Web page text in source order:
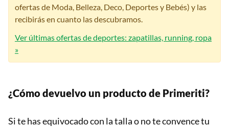
ofertas de Moda, Belleza, Deco, Deportes y Bebés) y las
recibirás en cuanto las descubramos.
Ver últimas ofertas de deportes: zapatillas, running, ropa
»
¿Cómo devuelvo un producto de Primeriti?
Si te has equivocado con la talla o no te convence tu